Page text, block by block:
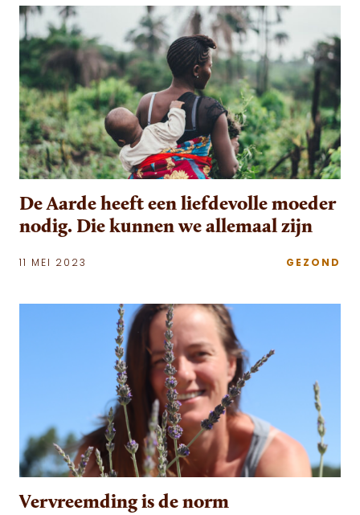
De Aarde heeft een liefdevolle moeder
nodig. Die kunnen we allemaal zijn
11 MEI 2023 GEZOND
Vervreemding is de norm